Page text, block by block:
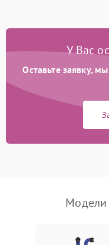
Неисправность
ионизации (если есть)
Неисправность системы
Неисправность системы
У Вас
Оставьте заявку,
Модели